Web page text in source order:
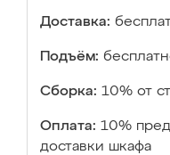
Доставка:
Подъём:
Сборка: 10% от
Оплата: 10%
доставки шкафа